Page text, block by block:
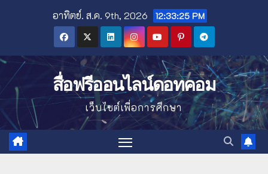
อาทิตย์. ส.ค. 9th, 2026 12:33:27 PM
สื่อฟรีออนไลน์ดอทคอม
เว็บไซต์เพื่อการศึกษา